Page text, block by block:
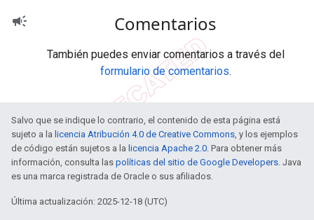
campaign Comentarios
También puedes enviar comentarios a través del
formulario de comentarios.
Salvo que se indique lo contrario, el contenido de esta página está
sujeto a la licencia Atribución 4.0 de Creative Commons, y los ejemplos
de código están sujetos a la licencia Apache 2.0. Para obtener más
información, consulta las políticas del sitio de Google Developers. Java
es una marca registrada de Oracle o sus afiliados.
Última actualización: 2025-12-18 (UTC)